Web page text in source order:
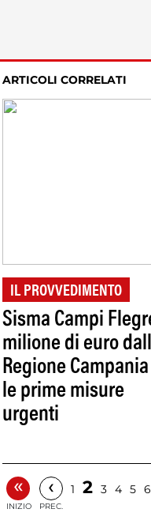
ARTICOLI CORRELATI
IL PROVVEDIMENTO
Sisma Campi
milione di euro
Regione
le prime misure
urgenti
«
INIZIO
‹
PREC.
1 2 3 4 5 6